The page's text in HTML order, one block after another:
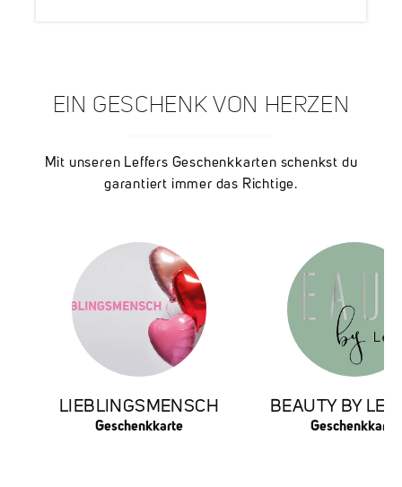
EIN GESCHENK VON HERZEN
Mit unseren Leffers Geschenkkarten schenkst du
garantiert immer das Richtige.
LIEBLINGSMENSCH
Geschenkkarte
BEAUTY BY
Geschenkkarte